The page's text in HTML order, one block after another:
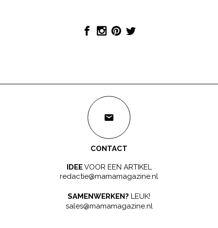
CONTACT
IDEEVOOR EEN ARTIKEL
redactie@mamamagazine.nl
SAMENWERKEN? LEUK!
sales@mamamagazine.nl